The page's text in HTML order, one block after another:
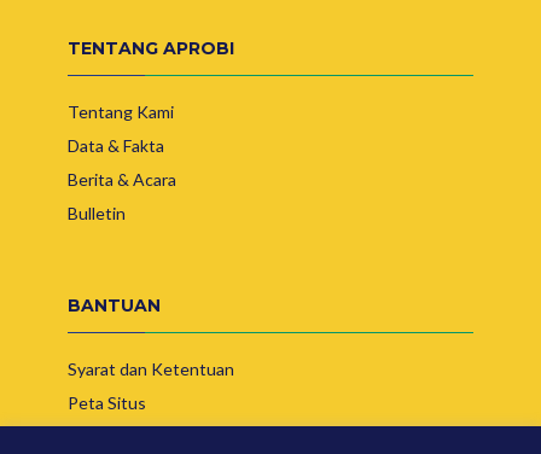
TENTANG APROBI
Tentang Kami
Data & Fakta
Berita & Acara
Bulletin
BANTUAN
Syarat dan Ketentuan
Peta Situs